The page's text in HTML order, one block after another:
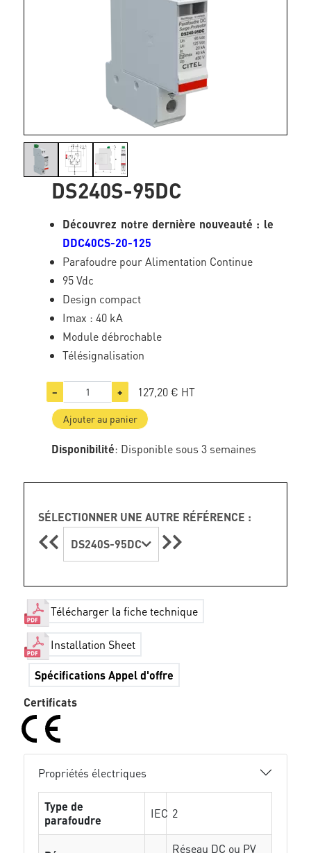
DS240S-95DC
Découvrez notre dernière nouveauté : le
DDC40CS-20-125
Parafoudre pour Alimentation Continue
95 Vdc
Design compact
Imax : 40 kA
Module débrochable
Télésignalisation
− + 127,20 € HT
Ajouter au panier
Disponibilité: Disponible sous 3 semaines
SÉLECTIONNER UNE AUTRE RÉFÉRENCE :
DS240S-95DC
Télécharger la fiche technique
Installation Sheet
Spécifications Appel d'offre
Certificats
Propriétés électriques
Type de
parafoudre
IEC 2
Réseau DC ou PV